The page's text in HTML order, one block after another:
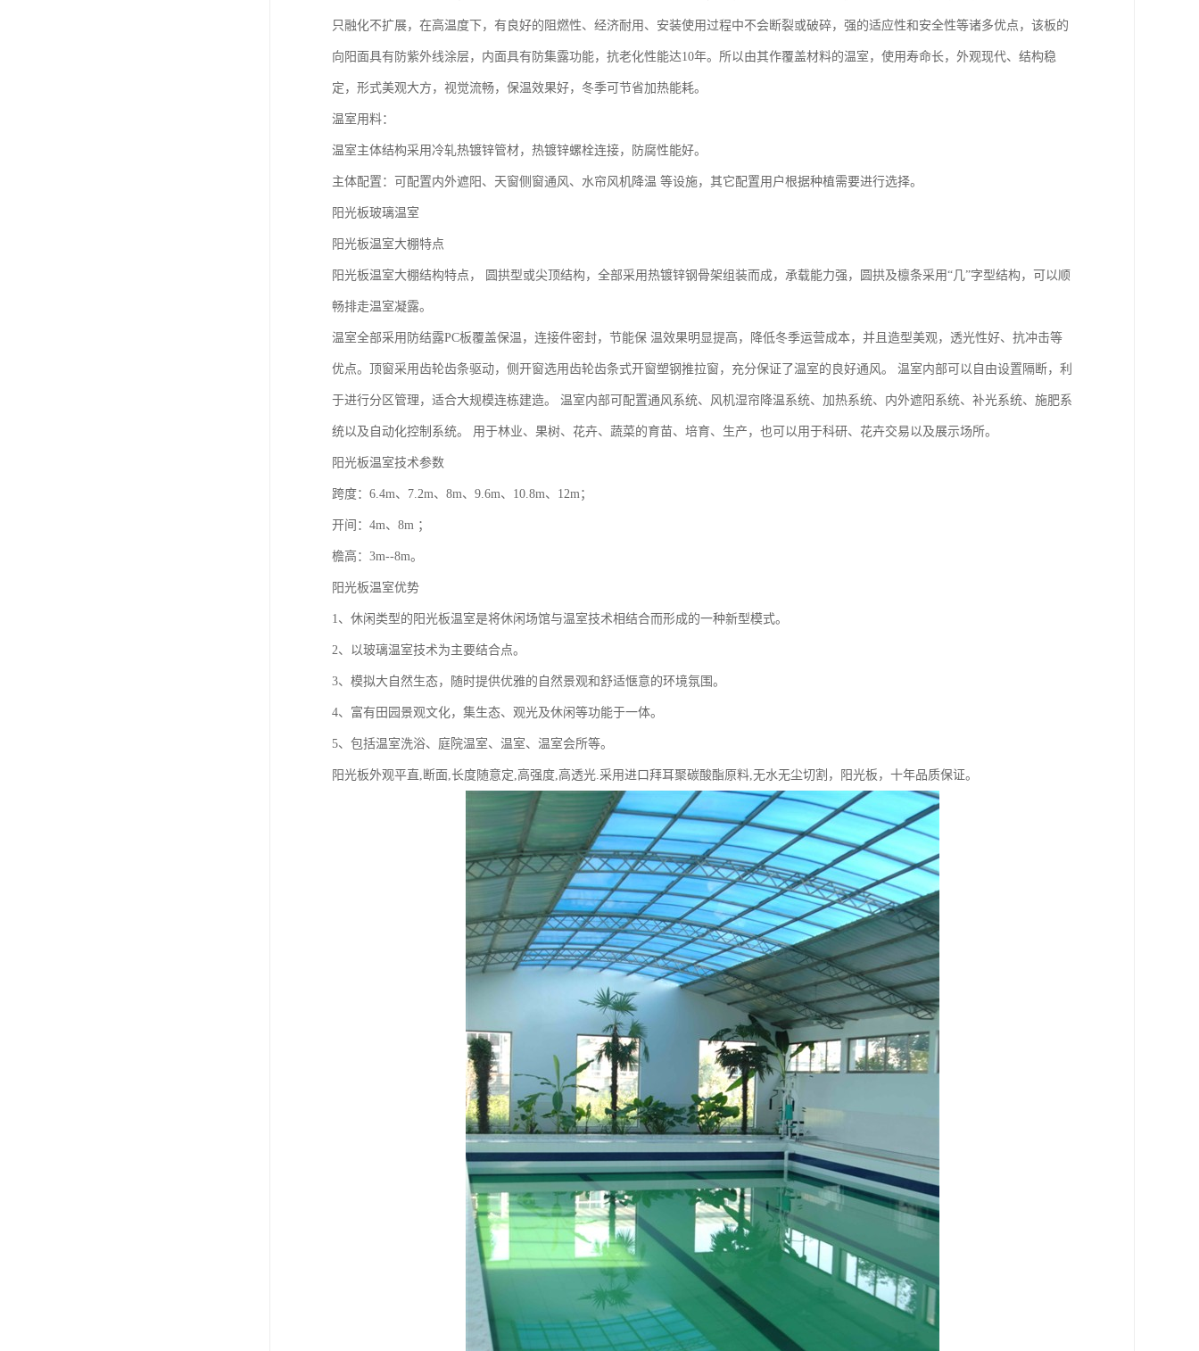
只融化不扩展，在高温度下，有良好的阻燃性、经济耐用、安装使用过程中不会断裂或破碎，强的适应性和安全性等诸多优点，该板的
向阳面具有防紫外线涂层，内面具有防集露功能，抗老化性能达10年。所以由其作覆盖材料的温室，使用寿命长，外观现代、结构稳
定，形式美观大方，视觉流畅，保温效果好，冬季可节省加热能耗。
温室用料：
温室主体结构采用冷轧热镀锌管材，热镀锌螺栓连接，防腐性能好。
主体配置：可配置内外遮阳、天窗侧窗通风、水帘风机降温 等设施，其它配置用户根据种植需要进行选择。
阳光板玻璃温室
阳光板温室大棚特点
阳光板温室大棚结构特点， 圆拱型或尖顶结构，全部采用热镀锌钢骨架组装而成，承载能力强，圆拱及檩条采用“几”字型结构，可以顺
畅排走温室凝露。
温室全部采用防结露PC板覆盖保温，连接件密封，节能保 温效果明显提高，降低冬季运营成本，并且造型美观，透光性好、抗冲击等
优点。顶窗采用齿轮齿条驱动，侧开窗选用齿轮齿条式开窗塑钢推拉窗，充分保证了温室的良好通风。 温室内部可以自由设置隔断，利
于进行分区管理，适合大规模连栋建造。 温室内部可配置通风系统、风机湿帘降温系统、加热系统、内外遮阳系统、补光系统、施肥系
统以及自动化控制系统。 用于林业、果树、花卉、蔬菜的育苗、培育、生产，也可以用于科研、花卉交易以及展示场所。
阳光板温室技术参数
跨度：6.4m、7.2m、8m、9.6m、10.8m、12m；
开间：4m、8m ；
檐高：3m--8m。
阳光板温室优势
1、休闲类型的阳光板温室是将休闲场馆与温室技术相结合而形成的一种新型模式。
2、以玻璃温室技术为主要结合点。
3、模拟大自然生态，随时提供优雅的自然景观和舒适惬意的环境氛围。
4、富有田园景观文化，集生态、观光及休闲等功能于一体。
5、包括温室洗浴、庭院温室、温室、温室会所等。
阳光板外观平直,断面,长度随意定,高强度,高透光.采用进口拜耳聚碳酸酯原料,无水无尘切割，阳光板，十年品质保证。